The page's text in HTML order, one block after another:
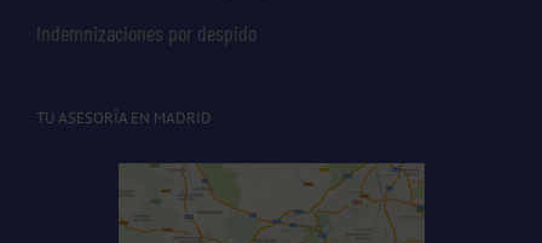
Indemnizaciones por despido
TU ASESORÍA EN MADRID